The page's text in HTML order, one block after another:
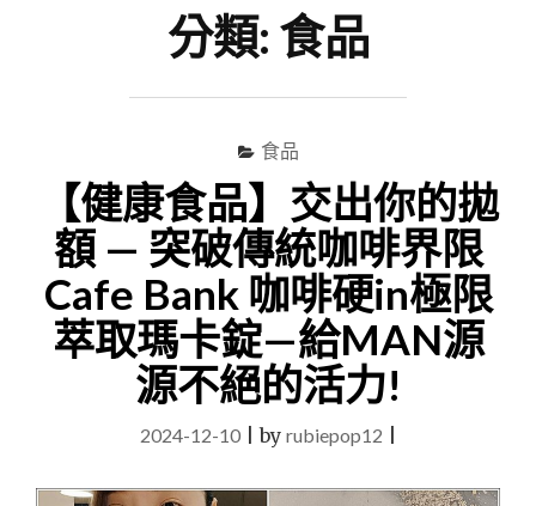
分類: 食品
食品
【健康食品】交出你的拋
額 — 突破傳統咖啡界限
Cafe Bank 咖啡硬in極限
萃取瑪卡錠—給MAN源
源不絕的活力!
2024-12-10|by rubiepop12